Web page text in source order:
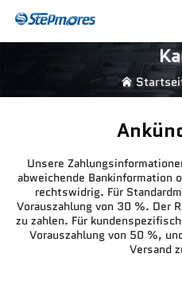
Startseite
Produkte
Leitfaden
Unsere
abweichende Bankinformation
rechtswidrig. Für
Vorauszahlung von 30 %. Der
zu zahlen. Für
Vorauszahlung von 50 %,
Versand